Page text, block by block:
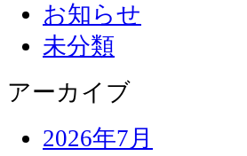
お知らせ
未分類
アーカイブ
2026年7月